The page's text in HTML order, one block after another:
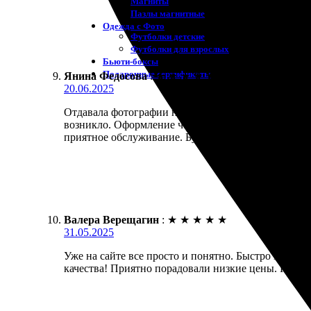
Пазлы магнитные
Одежда с Фото
Футболки детские
Футболки для взрослых
Бьюти-боксы
Подарочные сертификаты
Янина Федосова : ★ ★ ★ ★ ★
20.06.2025
Отдавала фотографии на печать и осталась
возникло. Оформление через сайт интуитивное,
приятное обслуживание. Буду обращаться снова.
Валера Верещагин : ★ ★ ★ ★ ★
31.05.2025
Уже на сайте все просто и понятно. Быстро
качества! Приятно порадовали низкие цены.